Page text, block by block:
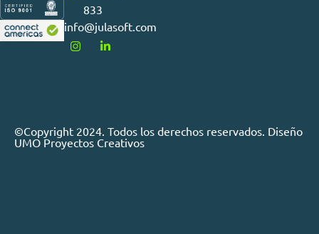
833
info@julasoft.com
©Copyright 2024. Todos los derechos reservados. Diseño
UMO Proyectos Creativos